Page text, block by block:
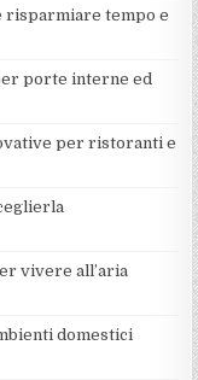
risparmiare tempo e
porte interne ed
per ristoranti e
vivere all’aria
domestici